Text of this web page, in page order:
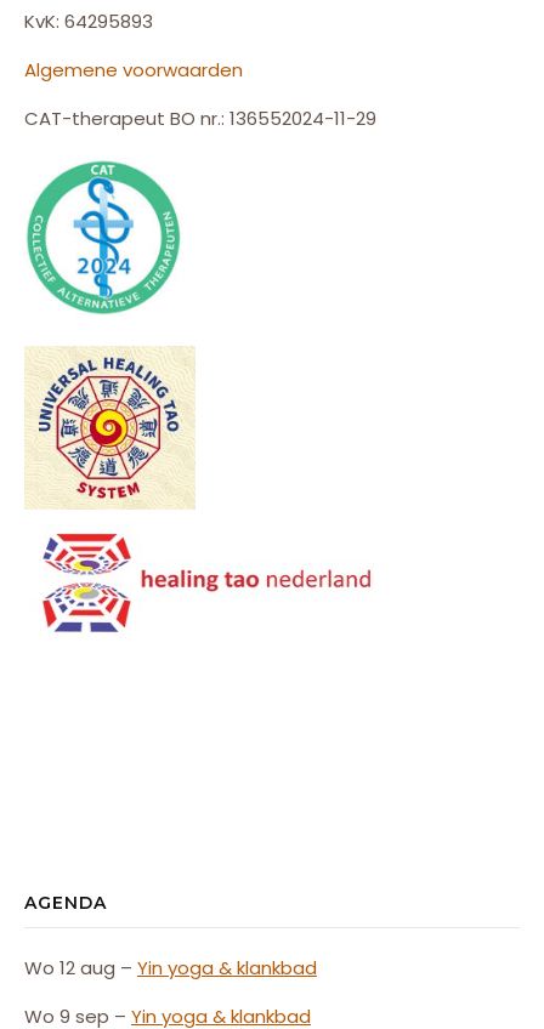
KvK: 64295893
Algemene voorwaarden
CAT-therapeut BO nr.: 136552024-11-29
AGENDA
Wo 12 aug – Yin yoga & klankbad
Wo 9 sep – Yin yoga & klankbad